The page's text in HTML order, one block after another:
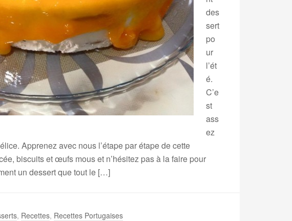
des
sert
po
ur
l’ét
é.
C’e
st
ass
ez
Apprenez avec nous l’étape par étape de cette
biscuits et œufs mous et n’hésitez pas à la faire pour
un dessert que tout le […]
, Recettes, Recettes Portugaises